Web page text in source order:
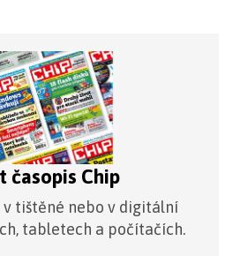
časopis Chip
v tištěné nebo v digitální
tabletech a počítačích.